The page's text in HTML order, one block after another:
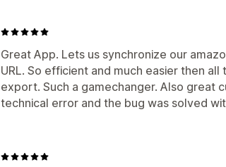
Great App. Lets us synchronize our
URL. So efficient and much easier then
export. Such a gamechanger. Also great
technical error and the bug was solved